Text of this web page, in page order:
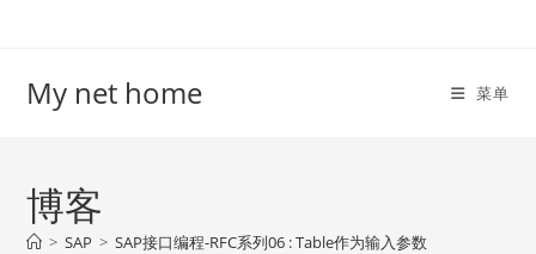
My net home 菜单
博客
> SAP > SAP接口编程-RFC系列06 : Table作为输入参数